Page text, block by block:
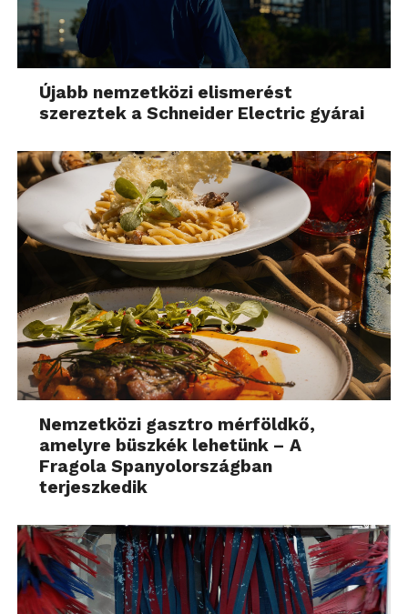
Újabb nemzetközi elismerést
szereztek a Schneider Electric gyárai
Nemzetközi gasztro mérföldkő,
amelyre büszkék lehetünk – A
Fragola Spanyolországban
terjeszkedik